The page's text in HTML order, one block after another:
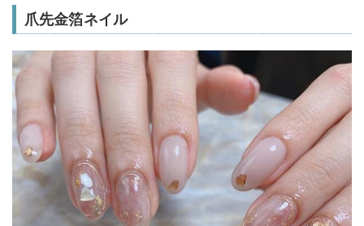
爪先金箔ネイル